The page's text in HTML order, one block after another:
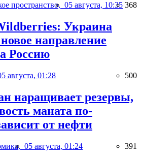
пространство, 05 августа, 10:35 368
Украина
направление
Россию
августа, 01:28 500
наращивает резервы,
маната по-
от нефти
05 августа, 01:24 391